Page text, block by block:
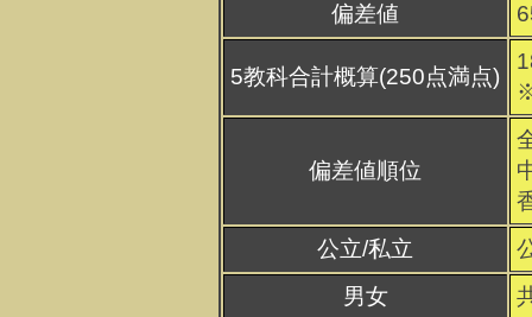
偏差値
5教科合計概算(250点満点)
偏差値順位
公立/私立
男女